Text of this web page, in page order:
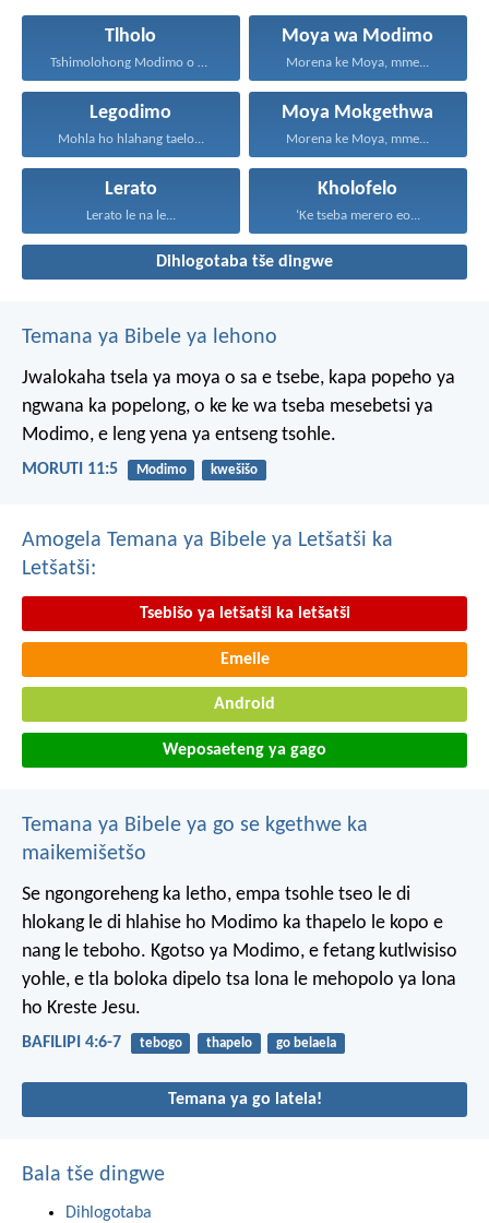
Tlholo
Tshimolohong Modimo o ne...
Moya wa Modimo
Morena ke Moya, mme...
Legodimo
Mohla ho hlahang taelo...
Moya Mokgethwa
Morena ke Moya, mme...
Lerato
Lerato le na le...
Kholofelo
‘Ke tseba merero eo...
Dihlogotaba tše dingwe
Temana ya Bibele ya lehono
Jwalokaha tsela ya moya o sa e tsebe, kapa popeho ya
ngwana ka popelong, o ke ke wa tseba mesebetsi ya
Modimo, e leng yena ya entseng tsohle.
MORUTI 11:5 Modimo kwešišo
Amogela Temana ya Bibele ya Letšatši ka
Letšatši:
Tsebišo ya letšatši ka letšatši
Emeile
Android
Weposaeteng ya gago
Temana ya Bibele ya go se kgethwe ka
maikemišetšo
Se ngongoreheng ka letho, empa tsohle tseo le di
hlokang le di hlahise ho Modimo ka thapelo le kopo e
nang le teboho. Kgotso ya Modimo, e fetang kutlwisiso
yohle, e tla boloka dipelo tsa lona le mehopolo ya lona
ho Kreste Jesu.
BAFILIPI 4:6-7 tebogo thapelo go belaela
Temana ya go latela!
Bala tše dingwe
Dihlogotaba